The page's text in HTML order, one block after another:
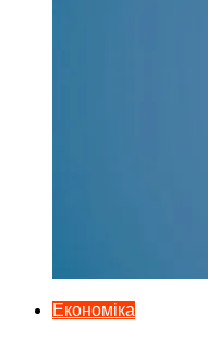
Економіка